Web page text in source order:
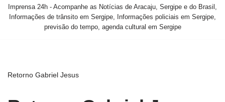
Imprensa 24h - Acompanhe as Notícias de Aracaju, Sergipe e do Brasil,
Informações de trânsito em Sergipe, Informações policiais em Sergipe,
previsão do tempo, agenda cultural em Sergipe
Retorno Gabriel Jesus